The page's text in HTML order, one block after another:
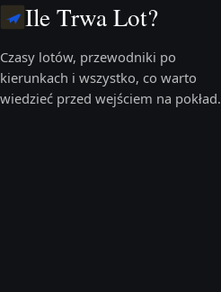
Ile Trwa Lot?
Czasy lotów, przewodniki po
kierunkach i wszystko, co warto
wiedzieć przed wejściem na pokład.